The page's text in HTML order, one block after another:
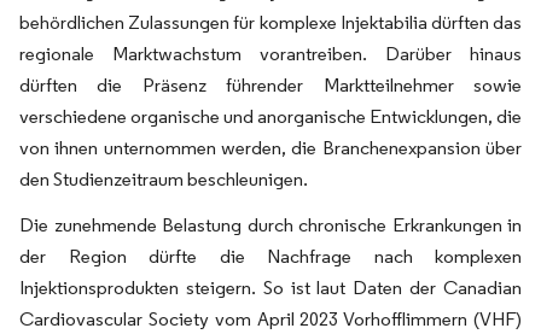
behördlichen Zulassungen für komplexe Injektabilia dürften das
regionale Marktwachstum vorantreiben. Darüber hinaus
dürften die Präsenz führender Marktteilnehmer sowie
verschiedene organische und anorganische Entwicklungen, die
von ihnen unternommen werden, die Branchenexpansion über
den Studienzeitraum beschleunigen.
Die zunehmende Belastung durch chronische Erkrankungen in
der Region dürfte die Nachfrage nach komplexen
Injektionsprodukten steigern. So ist laut Daten der Canadian
Cardiovascular Society vom April 2023 Vorhofflimmern (VHF)